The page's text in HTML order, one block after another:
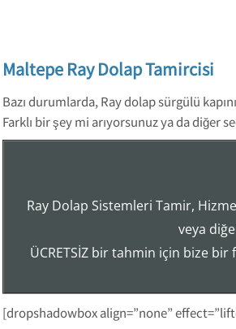
Maltepe Ray Dolap Tamircisi
Bazı durumlarda, Ray dolap sürgülü
Farklı bir şey mi arıyorsunuz ya da diğer
Ray Dolap Sistemleri Tamir,
veya
ÜCRETSİZ bir tahmin için bize
[dropshadowbox align=”none”